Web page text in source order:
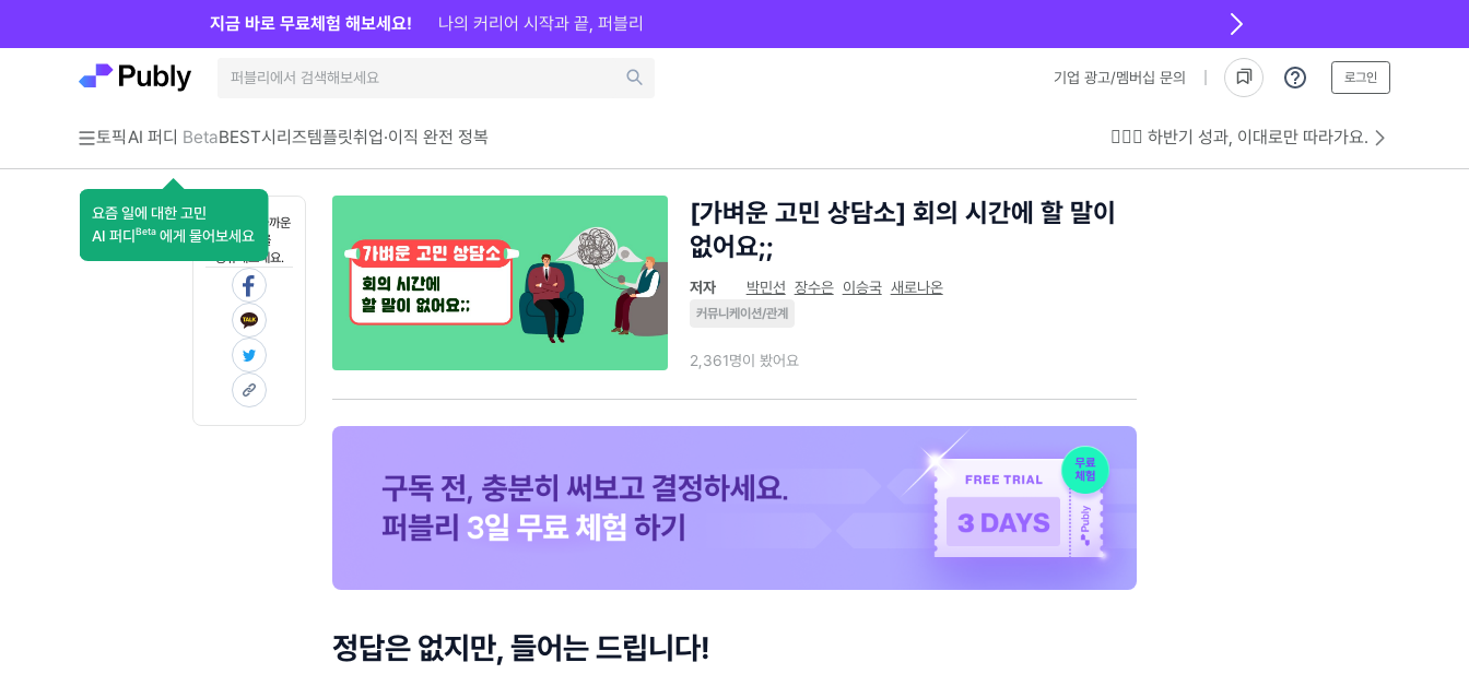
기업 광고/멤버십 문의 로그인
토픽AI 퍼디 Beta
요즘 일에 대한 고민
AI 퍼디 Beta 에게 물어보세요
BEST시리즈템플릿취업·이직 완전 정복 💁🏻‍♂️ 하반기 성과, 이대로만 따라가요.
지금 바로 무료체험 해보세요! 나의 커리어 시작과 끝, 퍼블리
혼자 보기 아까운
콘텐츠를
공유해보세요.
[가벼운 고민 상담소] 회의 시간에 할 말이
없어요;;
저자 박민선 장수은 이승국 새로나온
커뮤니케이션/관계
2,361명이 봤어요
정답은 없지만, 들어는 드립니다!